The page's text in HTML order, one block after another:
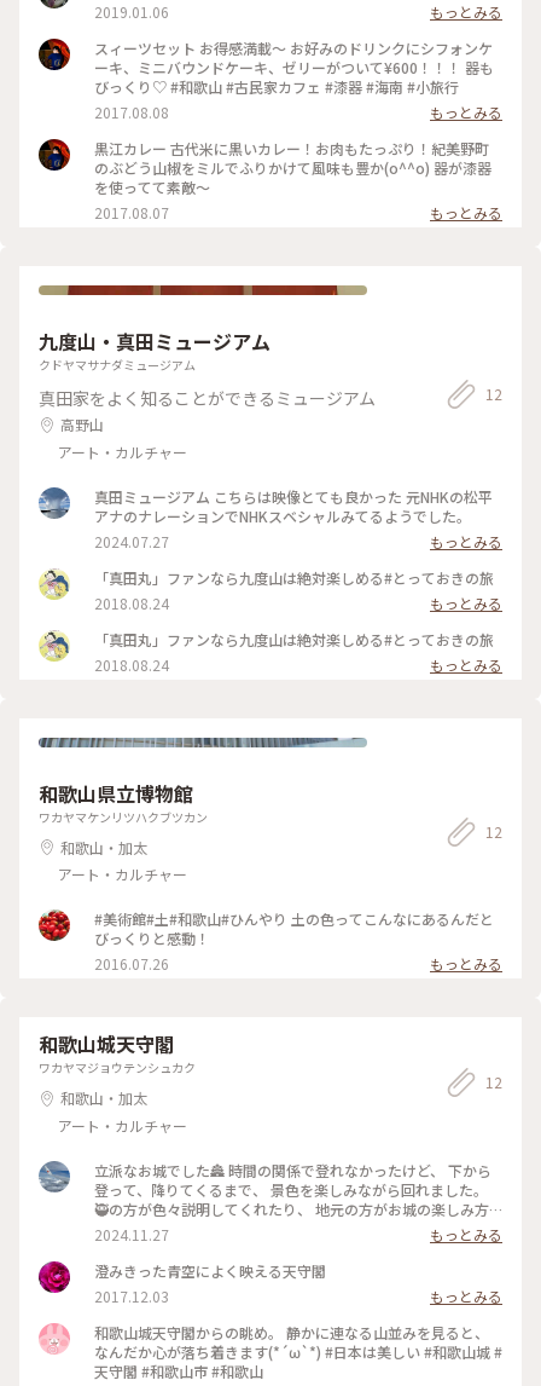
2019.01.06
もっとみる
スィーツセット お得感満載〜 お好みのドリンクにシフォンケ
ーキ、ミニバウンドケーキ、ゼリーがついて¥600！！！ 器も
びっくり♡ #和歌山 #古民家カフェ #漆器 #海南 #小旅行
2017.08.08
もっとみる
黒江カレー 古代米に黒いカレー！お肉もたっぷり！紀美野町
のぶどう山椒をミルでふりかけて風味も豊か(o^^o) 器が漆器
を使ってて素敵〜
2017.08.07
もっとみる
九度山・真田ミュージアム
クドヤマサナダミュージアム
真田家をよく知ることができるミュージアム
高野山
アート・カルチャー
12
真田ミュージアム こちらは映像とても良かった 元NHKの松平
アナのナレーションでNHKスベシャルみてるようでした。
2024.07.27
もっとみる
「真田丸」ファンなら九度山は絶対楽しめる#とっておきの旅
2018.08.24
もっとみる
「真田丸」ファンなら九度山は絶対楽しめる#とっておきの旅
2018.08.24
もっとみる
和歌山県立博物館
ワカヤマケンリツハクブツカン
和歌山・加太
アート・カルチャー
12
#美術館#土#和歌山#ひんやり 土の色ってこんなにあるんだと
びっくりと感動！
2016.07.26
もっとみる
和歌山城天守閣
ワカヤマジョウテンシュカク
和歌山・加太
アート・カルチャー
12
立派なお城でした🏯 時間の関係で登れなかったけど、 下から
登って、降りてくるまで、 景色を楽しみながら回れました。
🥷の方が色々説明してくれたり、 地元の方がお城の楽しみ方
を教えてくれました♬ 次回はゆっくり天守閣まで登りたい
な。
2024.11.27
もっとみる
澄みきった青空によく映える天守閣
2017.12.03
もっとみる
和歌山城天守閣からの眺め。 静かに連なる山並みを見ると、
なんだか心が落ち着きます(*´ω`*) #日本は美しい #和歌山城 #
天守閣 #和歌山市 #和歌山